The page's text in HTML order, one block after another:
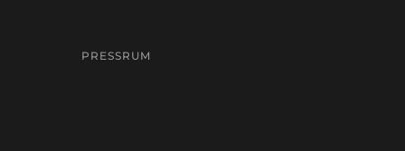
PRESSRUM